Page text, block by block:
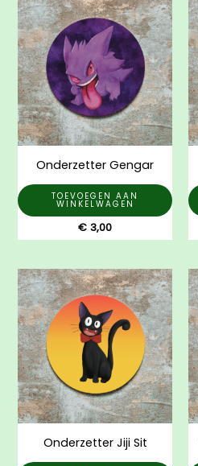
Onderzetter Gengar
TOEVOEGEN AAN
WINKELWAGEN
€ 3,00
Onderzetter Jiji Sit